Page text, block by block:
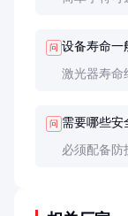
问 设备寿命一
激光器寿命
问 需要哪些安
必须配备防